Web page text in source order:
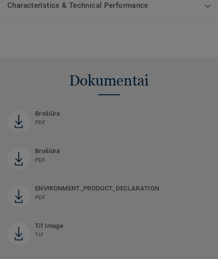
Characteristics & Technical Performance
Dokumentai
Brošiūra
PDF
Brošiūra
PDF
ENVIRONMENT_PRODUCT_DECLARATION
PDF
Tif Image
TIF